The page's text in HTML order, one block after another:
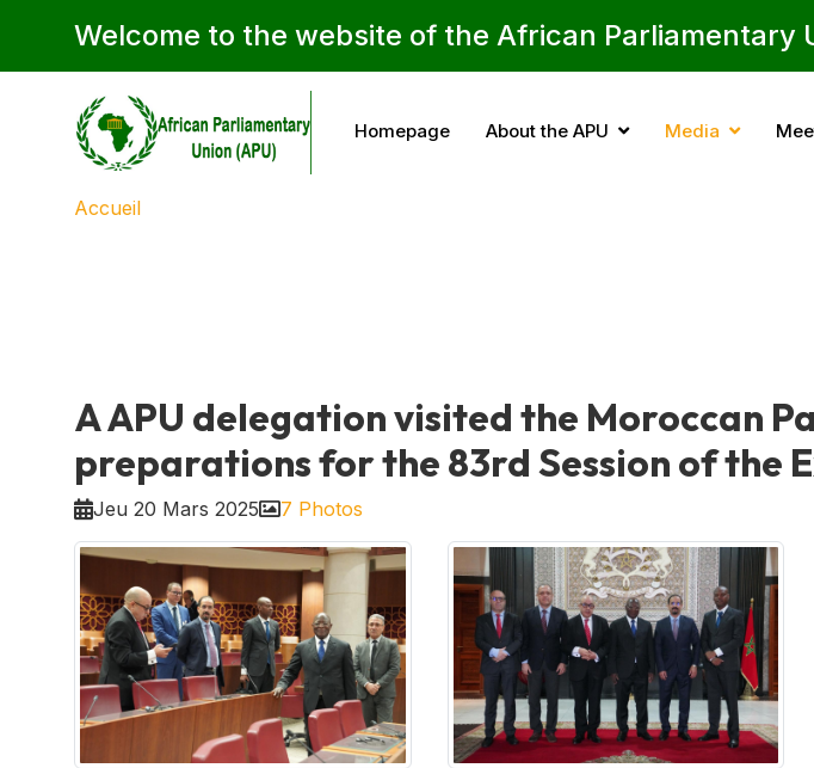
Welcome to the website of the African Parliamentary
Homepage About the APU Media
Accueil
A APU delegation visited the Moroccan
preparations for the 83rd Session of the
Jeu 20 Mars 2025 7 Photos